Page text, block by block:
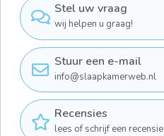
Stel uw vraag
wij helpen u graag!
Stuur een e-mail
info@slaapkamerweb.nl
Recensies
lees of schrijf een recensie